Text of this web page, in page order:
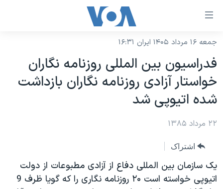
لینکهای
دسترسی
جهش
محتوای
اصلی
صفحه
جهش
به
نسخه سبک وب‌سایت
موضوع ها
آمریکا
جهان
ورزشی
گزیده‌ها
برنامه های تلویزیونی
جدول برنامه ها
صفحه‌های ویژه
جام جهانی ۲۰۲۶
عملیات خشم حماسی
فرکانس‌های صدای آمریکا
پخش رادیویی
جمعه ۱۶ مرداد ۱۴۰۵ ایران ۱۶:۳۱
فدراسيون بين المللی روزنامه نگاران
خواستار آزادی روزنامه نگاران بازداشت
شده اتيوپی شد
۲۲ مرداد ۱۳۸۵
اشتراک
يک سازمان بين المللی دفاع از آزادی مطبوعات از دولت
اتيوپی خواسته است ۲۰ روزنامه نگاری را که گويا ظرف 9